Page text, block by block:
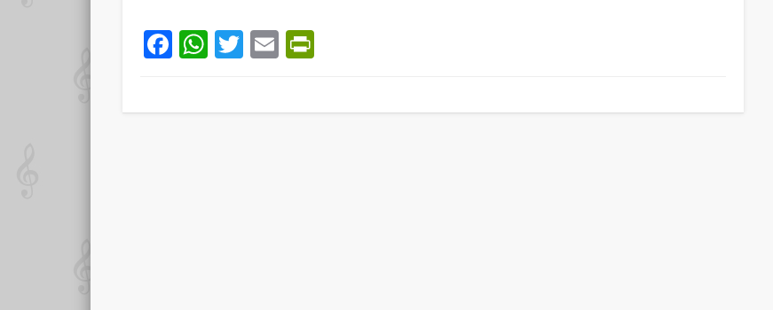
Facebook
WhatsApp
Twitter
Email